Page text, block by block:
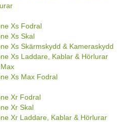
Xs Fodral
Xs Skal
Xs Skärmskydd & Kameraskydd
Xs Laddare, Kablar & Hörlurar
Xs Max Fodral
Xr Fodral
Xr Skal
Xr Laddare, Kablar & Hörlurar